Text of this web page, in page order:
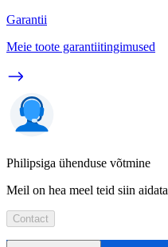
Garantii
Meie toote garantiitingimused
Philipsiga ühenduse võtmine
Meil on hea meel teid siin aidata
Contact